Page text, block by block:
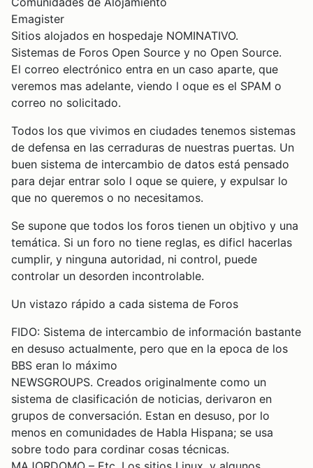
Emagister
Sitios alojados en hospedaje NOMINATIVO.
Sistemas de Foros Open Source y no Open Source.
El correo electrónico entra en un caso aparte, que
veremos mas adelante, viendo l oque es el SPAM o
correo no solicitado.
Todos los que vivimos en ciudades tenemos sistemas
de defensa en las cerraduras de nuestras puertas. Un
buen sistema de intercambio de datos está pensado
para dejar entrar solo l oque se quiere, y expulsar lo
que no queremos o no necesitamos.
Se supone que todos los foros tienen un objtivo y una
temática. Si un foro no tiene reglas, es dificl hacerlas
cumplir, y ninguna autoridad, ni control, puede
controlar un desorden incontrolable.
Un vistazo rápido a cada sistema de Foros
FIDO: Sistema de intercambio de información bastante
en desuso actualmente, pero que en la epoca de los
BBS eran lo máximo
NEWSGROUPS. Creados originalmente como un
sistema de clasificación de noticias, derivaron en
grupos de conversación. Estan en desuso, por lo
menos en comunidades de Habla Hispana; se usa
sobre todo para cordinar cosas técnicas.